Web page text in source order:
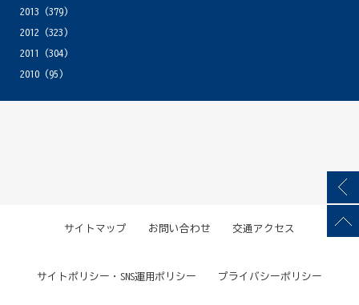
2013 (379)
2012 (323)
2011
(304)
2010(95)
サイトマップ お問い合わせ 交通アクセス
サイトポリシー・SNS運用ポリシー プライバシーポリシー